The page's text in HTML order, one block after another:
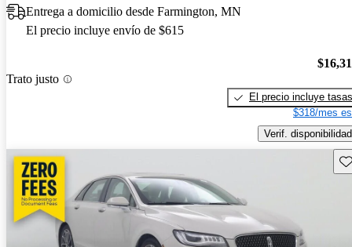
Entrega a domicilio desde Farmington, MN
El precio incluye envío de $615
Trato justo
El precio incluye tasas
$318/mes
Verif. disponibilidad